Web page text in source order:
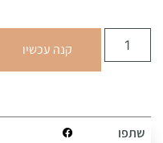
שתפו
קנה עכשיו